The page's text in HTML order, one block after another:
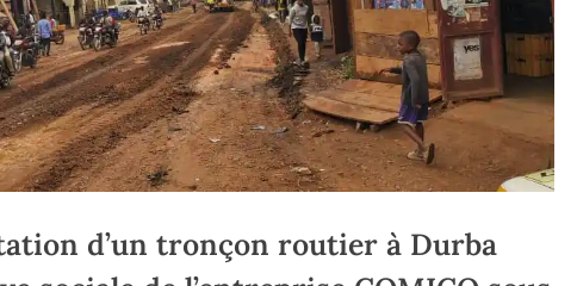
d’un tronçon routier à Durba